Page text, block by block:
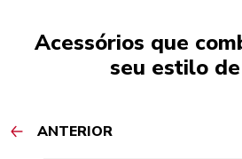
Acessórios que
seu estilo
ANTERIOR